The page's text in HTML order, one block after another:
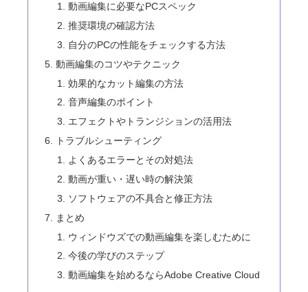
動画編集に必要なPCスペック
推奨環境の確認方法
自分のPCの性能をチェックする方法
動画編集のコツやテクニック
効果的なカット編集の方法
音声編集のポイント
エフェクトやトランジションの活用法
トラブルシューティング
よくあるエラーとその対処法
動画が重い・遅い時の解決策
ソフトウェアの不具合と修正方法
まとめ
ウィンドウズでの動画編集を楽しむために
今後の学びのステップ
動画編集を始めるならAdobe Creative Cloud